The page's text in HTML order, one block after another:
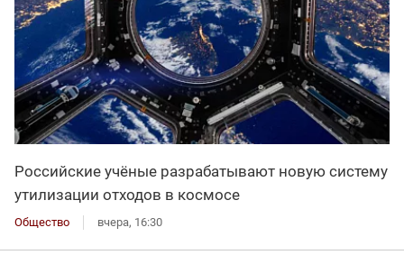
Российские учёные разрабатывают новую систему
утилизации отходов в космосе
Общество вчера, 16:30